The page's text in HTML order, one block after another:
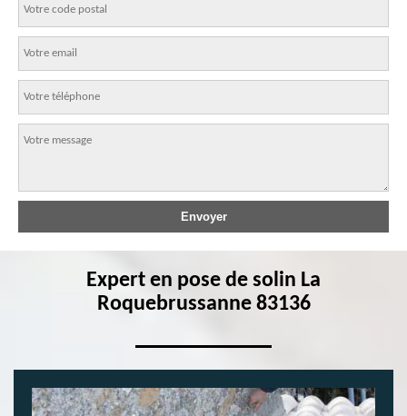
Expert en pose de solin La
Roquebrussanne 83136